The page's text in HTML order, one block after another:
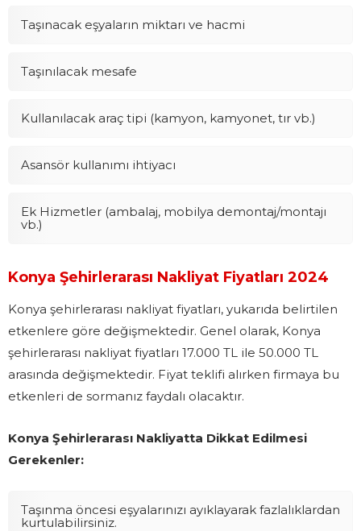
Taşınacak eşyaların miktarı ve hacmi
Taşınılacak mesafe
Kullanılacak araç tipi (kamyon, kamyonet, tır vb.)
Asansör kullanımı ihtiyacı
Ek Hizmetler (ambalaj, mobilya demontaj/montajı
vb.)
Konya Şehirlerarası Nakliyat Fiyatları 2024
Konya şehirlerarası nakliyat fiyatları, yukarıda belirtilen
etkenlere göre değişmektedir. Genel olarak, Konya
şehirlerarası nakliyat fiyatları 17.000 TL ile 50.000 TL
arasında değişmektedir. Fiyat teklifi alırken firmaya bu
etkenleri de sormanız faydalı olacaktır.
Konya Şehirlerarası Nakliyatta Dikkat Edilmesi
Gerekenler:
Taşınma öncesi eşyalarınızı ayıklayarak fazlalıklardan
kurtulabilirsiniz.